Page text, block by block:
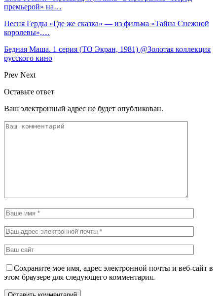
премьерой» на…
Песня Герды «Где же сказка» — из фильма «Тайна Снежной
королевы»,…
Бедная Маша. 1 серия (ТО Экран, 1981) @Золотая коллекция
русского кино
Prev Next
Оставьте ответ
Ваш электронный адрес не будет опубликован.
Сохраните мое имя, адрес электронной почты и веб-сайт в
этом браузере для следующего комментария.